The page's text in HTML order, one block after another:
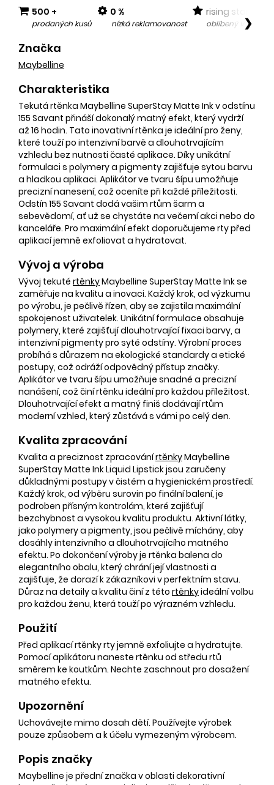
500 +
prodaných kusů
0 %
nízká reklamovanost
rising star
oblíbený v❯
Značka
Maybelline
Charakteristika
Tekutá rtěnka Maybelline SuperStay Matte Ink v odstínu
155 Savant přináší dokonalý matný efekt, který vydrží
až 16 hodin. Tato inovativní rtěnka je ideální pro ženy,
které touží po intenzivní barvě a dlouhotrvajícím
vzhledu bez nutnosti časté aplikace. Díky unikátní
formulaci s polymery a pigmenty zajišťuje sytou barvu
a hladkou aplikaci. Aplikátor ve tvaru šípu umožňuje
precizní nanesení, což oceníte při každé příležitosti.
Odstín 155 Savant dodá vašim rtům šarm a
sebevědomí, ať už se chystáte na večerní akci nebo do
kanceláře. Pro maximální efekt doporučujeme rty před
aplikací jemně exfoliovat a hydratovat.
Vývoj a výroba
Vývoj tekuté rtěnkyMaybelline SuperStay Matte Ink se
zaměřuje na kvalitu a inovaci. Každý krok, od výzkumu
po výrobu, je pečlivě řízen, aby se zajistila maximální
spokojenost uživatelek. Unikátní formulace obsahuje
polymery, které zajišťují dlouhotrvající fixaci barvy, a
intenzivní pigmenty pro syté odstíny. Výrobní proces
probíhá s důrazem na ekologické standardy a etické
postupy, což odráží odpovědný přístup značky.
Aplikátor ve tvaru šípu umožňuje snadné a precizní
nanášení, což činí rtěnku ideální pro každou příležitost.
Dlouhotrvající efekt a matný finiš dodávají rtům
moderní vzhled, který zůstává s vámi po celý den.
Kvalita zpracování
Kvalita a preciznost zpracovánírtěnkyMaybelline
SuperStay Matte Ink Liquid Lipstick jsou zaručeny
důkladnými postupy v čistém a hygienickém prostředí.
Každý krok, od výběru surovin po finální balení, je
podroben přísným kontrolám, které zajišťují
bezchybnost a vysokou kvalitu produktu. Aktivní látky,
jako polymery a pigmenty, jsou pečlivě míchány, aby
dosáhly intenzivního a dlouhotrvajícího matného
efektu. Po dokončení výroby je rtěnka balena do
elegantního obalu, který chrání její vlastnosti a
zajišťuje, že dorazí k zákazníkovi v perfektním stavu.
Důraz na detaily a kvalitu činí z této rtěnkyideální volbu
pro každou ženu, která touží po výrazném vzhledu.
Použití
Před aplikací rtěnky rty jemně exfoliujte a hydratujte.
Pomocí aplikátoru naneste rtěnku od středu rtů
směrem ke koutkům. Nechte zaschnout pro dosažení
matného efektu.
Upozornění
Uchovávejte mimo dosah dětí. Používejte výrobek
pouze způsobem a k účelu vymezeným výrobcem.
Popis značky
Maybelline je přední značka v oblasti dekorativní